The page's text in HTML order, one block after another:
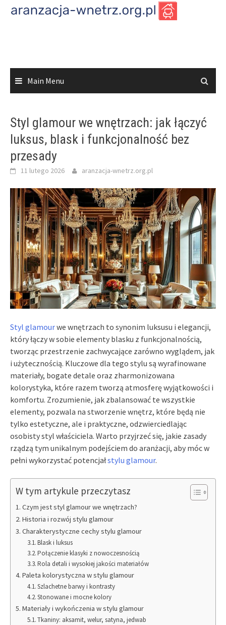
Skip
Main Menu
Styl glamour we wnętrzach: jak łączyć
luksus, blask i funkcjonalność bez
przesady
11 lutego 2026 aranzacja-wnetrz.org.pl
Styl glamourwe wnętrzach to synonim luksusu i elegancji,
który łączy w sobie elementy blasku z funkcjonalnością,
tworząc przestrzenie zachwycające zarówno wyglądem, jak
i użytecznością. Kluczowe dla tego stylu są wyrafinowane
materiały, bogate detale oraz zharmonizowana
kolorystyka, które razem tworzą atmosferę wyjątkowości i
komfortu. Zrozumienie, jak zbalansować te wszystkie
elementy, pozwala na stworzenie wnętrz, które będą nie
tylko estetyczne, ale i praktyczne, odzwierciedlając
osobisty styl właściciela. Warto przyjrzeć się, jakie zasady
rządzą tym unikalnym podejściem do aranżacji, aby móc w
pełni wykorzystać potencjałstylu glamour.
W tym artykule przeczytasz
Czym jest styl glamour we wnętrzach?
Historia i rozwój stylu glamour
Charakterystyczne cechy stylu glamour
Blask i luksus
Połączenie klasyki z nowoczesnością
Rola detali i wysokiej jakości materiałów
Paleta kolorystyczna w stylu glamour
Szlachetne barwy i kontrasty
Stonowane i mocne kolory
Materiały i wykończenia w stylu glamour
Tkaniny: aksamit, welur, satyna, jedwab